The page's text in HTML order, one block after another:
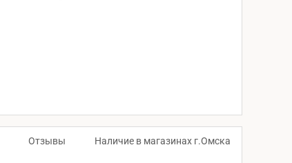
Отзывы Наличие в магазинах г.Омска